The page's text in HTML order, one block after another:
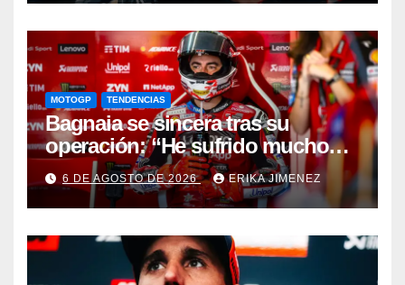
MOTOGP TENDENCIAS
Bagnaia se sincera tras su
operación: “He sufrido mucho
durante el último año y medio”
6 DE AGOSTO DE 2026 ERIKA JIMENEZ